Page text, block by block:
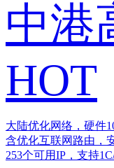
中港
HOT
大陆优化网络，硬件
含优化互联网路由，
253个可用IP，支持